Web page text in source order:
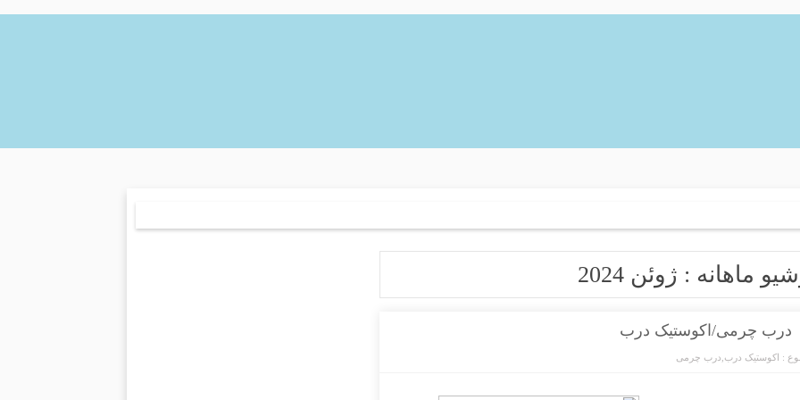
ماهانه : ژوئن 2024
درب چرمی/اکوستیک درب
: اکوستیک درب درب چرمی